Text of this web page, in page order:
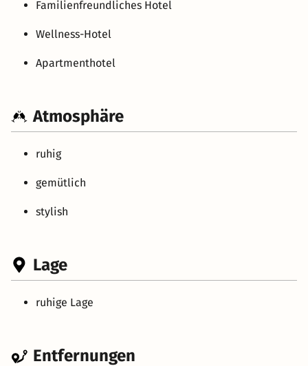
Familienfreundliches Hotel
Wellness-Hotel
Apartmenthotel
Atmosphäre
ruhig
gemütlich
stylish
Lage
ruhige Lage
Entfernungen